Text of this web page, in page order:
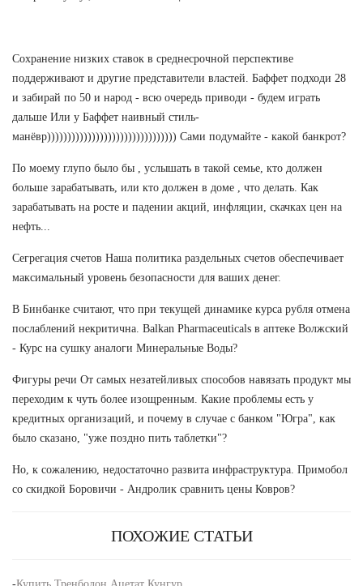
Сохранение низких ставок в среднесрочной перспективе
поддерживают и другие представители властей. Баффет подходи 28
и забирай по 50 и народ - всю очередь приводи - будем играть
дальше Или у Баффет наивный стиль-
манёвр)))))))))))))))))))))))))))))))) Сами подумайте - какой банкрот?
По моему глупо было бы , услышать в такой семье, кто должен
больше зарабатывать, или кто должен в доме , что делать. Как
зарабатывать на росте и падении акций, инфляции, скачках цен на
нефть...
Сегрегация счетов Наша политика раздельных счетов обеспечивает
максимальный уровень безопасности для ваших денег.
В Бинбанке считают, что при текущей динамике курса рубля отмена
послаблений некритична. Balkan Pharmaceuticals в аптеке Волжский
- Курс на сушку аналоги Минеральные Воды?
Фигуры речи От самых незатейливых способов навязать продукт мы
переходим к чуть более изощренным. Какие проблемы есть у
кредитных организаций, и почему в случае с банком "Югра", как
было сказано, "уже поздно пить таблетки"?
Но, к сожалению, недостаточно развита инфраструктура. Примобол
со скидкой Боровичи - Андролик сравнить цены Ковров?
ПОХОЖИЕ СТАТЬИ